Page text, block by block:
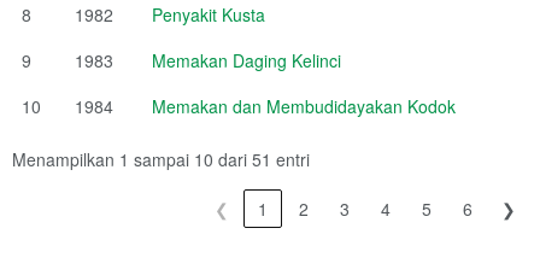
8
1982
Penyakit Kusta
9
1983
Memakan Daging Kelinci
10
1984 Memakan dan Membudidayakan Kodok
Menampilkan 1 sampai 10 dari 51 entri
❮ 1 2 3 4 5 6 ❯